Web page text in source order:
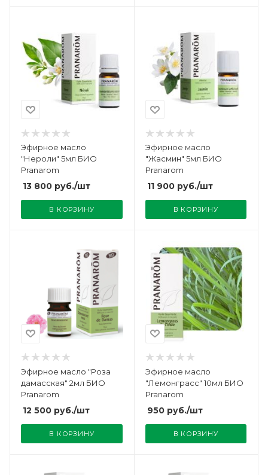
Эфирное масло
"Нероли" 5мл БИО
Pranarom
13 800 руб./шт
В КОРЗИНУ
Эфирное масло
"Жасмин" 5мл БИО
Pranarom
11 900руб./шт
В КОРЗИНУ
Эфирное масло "Роза
дамасская" 2мл БИО
Pranarom
12 500 руб./шт
В КОРЗИНУ
Эфирное масло
"Лемонграсс" 10мл БИО
Pranarom
950руб./шт
В КОРЗИНУ